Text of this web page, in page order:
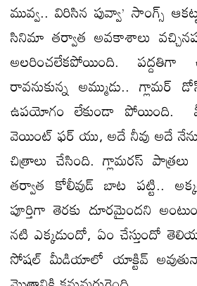
మువ్వ.. విరిసిన పువ్వా’ సాంగ్స్
సినిమా తర్వాత అవకాశాలు
అలరించలేకపోయింది.
రావనుకున్న అమ్ముడు..
ఉపయోగం లేకుండా పోయింది.
వెయింట్ ఫర్ యు, అదే నీవు అదే నేను,
చిత్రాలు చేసింది. గ్లామరస్
తర్వాత కోలీవుడ్ బాట పట్టి..
పూర్తిగా తెరకు దూరమైందని
నటి ఎక్కడుందో, ఏం చేస్తుందో
సోషల్ మీడియాలో యాక్టివ్